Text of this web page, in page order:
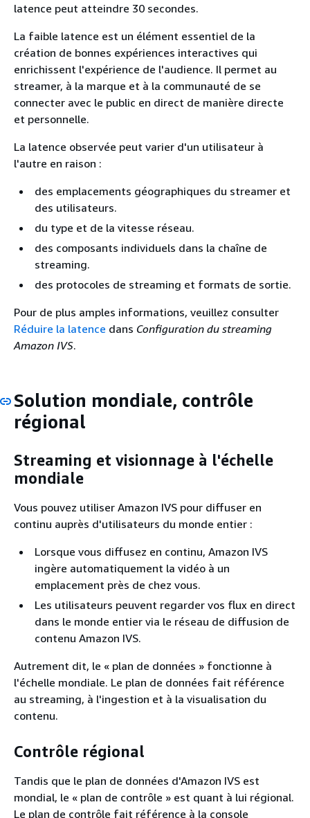
latence peut atteindre 30 secondes.
La faible latence est un élément essentiel de la
création de bonnes expériences interactives qui
enrichissent l'expérience de l'audience. Il permet au
streamer, à la marque et à la communauté de se
connecter avec le public en direct de manière directe
et personnelle.
La latence observée peut varier d'un utilisateur à
l'autre en raison :
des emplacements géographiques du streamer et
des utilisateurs.
du type et de la vitesse réseau.
des composants individuels dans la chaîne de
streaming.
des protocoles de streaming et formats de sortie.
Pour de plus amples informations, veuillez consulter
Réduire la latence dans Configuration du streaming
Amazon IVS.
Solution mondiale, contrôle
régional
Streaming et visionnage à l'échelle
mondiale
Vous pouvez utiliser Amazon IVS pour diffuser en
continu auprès d'utilisateurs du monde entier :
Lorsque vous diffusez en continu, Amazon IVS
ingère automatiquement la vidéo à un
emplacement près de chez vous.
Les utilisateurs peuvent regarder vos flux en direct
dans le monde entier via le réseau de diffusion de
contenu Amazon IVS.
Autrement dit, le « plan de données » fonctionne à
l'échelle mondiale. Le plan de données fait référence
au streaming, à l'ingestion et à la visualisation du
contenu.
Contrôle régional
Tandis que le plan de données d'Amazon IVS est
mondial, le « plan de contrôle » est quant à lui régional.
Le plan de contrôle fait référence à la console